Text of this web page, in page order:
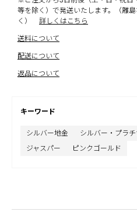
等を除く）で発送いたします。（離
く）
詳しくはこちら
送料について
配送について
返品について
キーワード
シルバー地金 シルバー・プラチ
ジャスパー
ピンクゴールド